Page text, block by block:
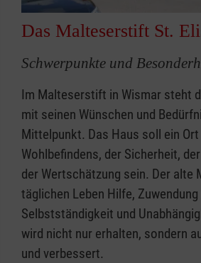
Das Malteserstift St.
Schwerpunkte und
Im Malteserstift in Wismar steht
mit seinen Wünschen und
Mittelpunkt. Das Haus soll ein Ort
Wohlbefindens, der Sicherheit,
der Wertschätzung sein. Der alte
täglichen Leben Hilfe,
Selbstständigkeit und
wird nicht nur erhalten, sondern
und verbessert.